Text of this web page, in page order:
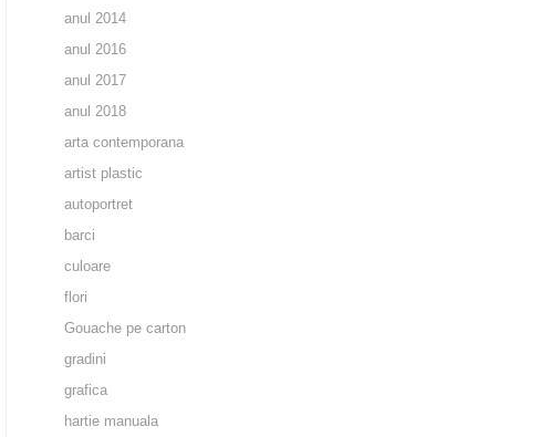
anul 2014
anul 2016
anul 2017
anul 2018
arta contemporana
artist plastic
autoportret
barci
culoare
flori
Gouache pe carton
gradini
grafica
hartie manuala